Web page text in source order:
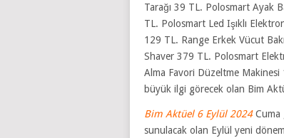
Tarağı 39 TL. Polosmart Ayak
TL. Polosmart Led Işıklı
129 TL. Range Erkek Vücut
Shaver 379 TL. Polosmart
Alma Favori Düzeltme Makinesi
büyük ilgi görecek olan Bim
Bim Aktüel 6 Eylül 2024Cuma
sunulacak olan Eylül yeni